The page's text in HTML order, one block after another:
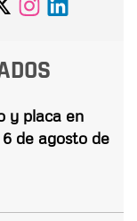
y placa en
de agosto de